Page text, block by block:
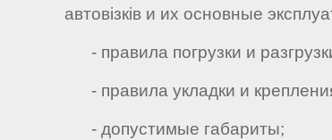
автовізків и их основные
- правила погрузки и
- правила укладки и
- допустимые габариты;